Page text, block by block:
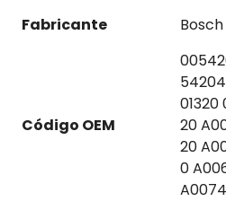
Fabricante
Bosch
Código OEM
20
20
0